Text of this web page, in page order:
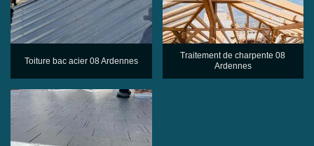
Toiture bac acier 08 Ardennes
Traitement de charpente 08
Ardennes